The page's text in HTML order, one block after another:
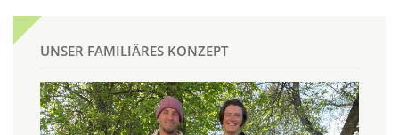
UNSER FAMILIÄRES KONZEPT